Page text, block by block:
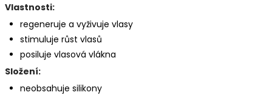
Vlastnosti:
regeneruje a vyživuje vlasy
stimuluje růst vlasů
posiluje vlasová vlákna
Složení:
neobsahuje silikony